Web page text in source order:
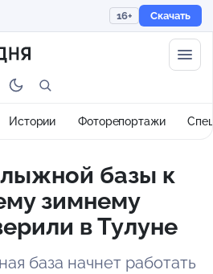
16+ Скачать
Истории Фоторепортажи
лыжной базы к
зимнему
в Тулуне
база начнет работать